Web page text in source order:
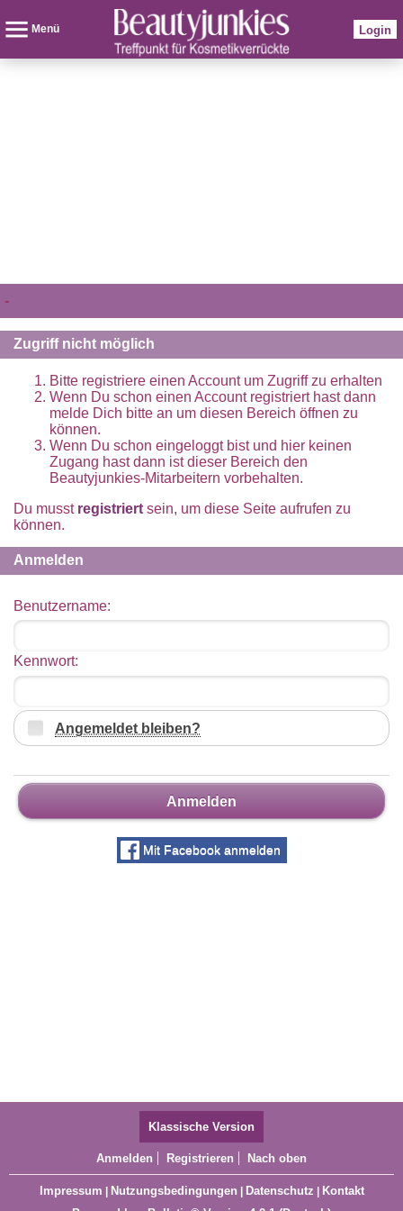
Menü Login
-
Zugriff nicht möglich
Bitte registriere einen Account um Zugriff zu erhalten
Wenn Du schon einen Account registriert hast dann
melde Dich bitte an um diesen Bereich öffnen zu
können.
Wenn Du schon eingeloggt bist und hier keinen
Zugang hast dann ist dieser Bereich den
Beautyjunkies-Mitarbeitern vorbehalten.
Du musst registriert sein, um diese Seite aufrufen zu
können.
Anmelden
Benutzername:
Kennwort:
Angemeldet bleiben?
Anmelden
Mit Facebook anmelden
Klassische Version
Anmelden Registrieren Nach oben
Impressum Nutzungsbedingungen Datenschutz
Kontakt